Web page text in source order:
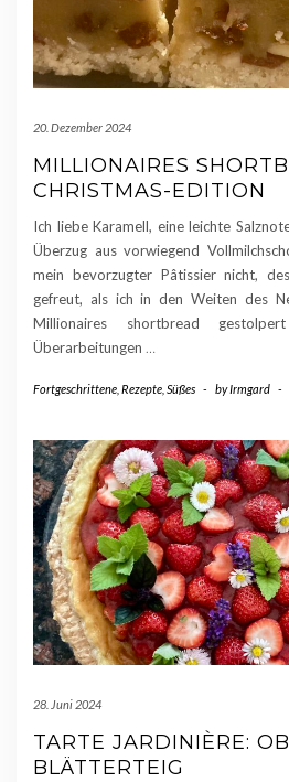
20. Dezember 2024
MILLIONAIRES
CHRISTMAS-EDITION
Ich liebe Karamell, eine leichte
Überzug aus vorwiegend
mein bevorzugter Pâtissier nicht,
gefreut, als ich in den Weiten des
Millionaires shortbread
Überarbeitungen …
Fortgeschrittene Rezepte Süßes - byIrmgard -
28. Juni 2024
TARTE JARDINIÈRE:
BLÄTTERTEIG